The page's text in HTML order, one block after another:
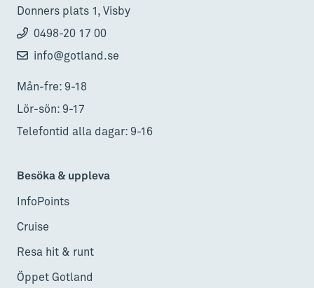
Donners plats 1, Visby
0498-20 17 00
info@gotland.se
Mån-fre: 9-18
Lör-sön: 9-17
Telefontid alla dagar: 9-16
Besöka & uppleva
InfoPoints
Cruise
Resa hit & runt
Öppet Gotland